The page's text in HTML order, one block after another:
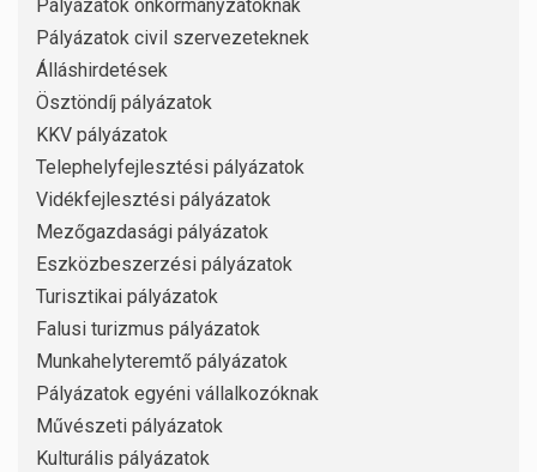
Pályázatok önkormányzatoknak
Pályázatok civil szervezeteknek
Álláshirdetések
Ösztöndíj pályázatok
KKV pályázatok
Telephelyfejlesztési pályázatok
Vidékfejlesztési pályázatok
Mezőgazdasági pályázatok
Eszközbeszerzési pályázatok
Turisztikai pályázatok
Falusi turizmus pályázatok
Munkahelyteremtő pályázatok
Pályázatok egyéni vállalkozóknak
Művészeti pályázatok
Kulturális pályázatok